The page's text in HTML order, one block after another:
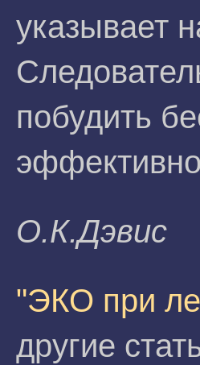
указывает
побудить
О.К.Дэвис
"ЭКО при
другие